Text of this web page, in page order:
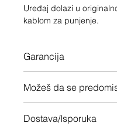
Uređaj dolazi u
kablom za punjenje.
Garancija
Možeš da se
nisi zadovoljan
Dostava/Isporuka